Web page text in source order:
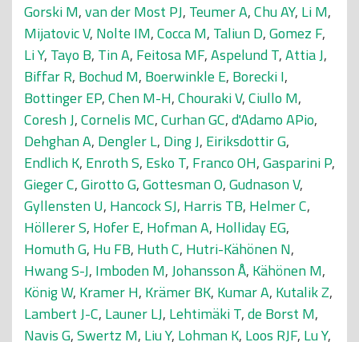
Gorski M,van der Most PJ, Teumer A,Chu AY, Li M,
Mijatovic V, Nolte IM,Cocca M, Taliun D,Gomez F,
Li Y, Tayo B, Tin A, Feitosa MF,Aspelund T,Attia J,
Biffar R, Bochud M, Boerwinkle E, Borecki I,
Bottinger EP,Chen M-H,Chouraki V,Ciullo M,
Coresh J,Cornelis MC,Curhan GC,d'Adamo APio,
Dehghan A, Dengler L, Ding J, Eiriksdottir G,
Endlich K, Enroth S, Esko T, Franco OH,Gasparini P,
Gieger C,Girotto G,Gottesman O,Gudnason V,
Gyllensten U, Hancock SJ, Harris TB, Helmer C,
Höllerer S, Hofer E, Hofman A, Holliday EG,
Homuth G, Hu FB, Huth C, Hutri-Kähönen N,
Hwang S-J, Imboden M,Johansson Å, Kähönen M,
König W, Kramer H, Krämer BK, Kumar A, Kutalik Z,
Lambert J-C, Launer LJ, Lehtimäki T,de Borst M,
Navis G,Swertz M, Liu Y, Lohman K, Loos RJF, Lu Y,